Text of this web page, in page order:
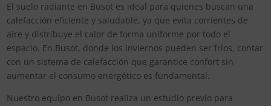
El suelo radiante en Busot es ideal para quienes buscan una
calefacción eficiente y saludable, ya que evita corrientes de
aire y distribuye el calor de forma uniforme por todo el
espacio. En Busot, donde los inviernos pueden ser fríos, contar
con un sistema de calefacción que garantice confort sin
aumentar el consumo energético es fundamental.
Nuestro equipo en Busot realiza un estudio previo para